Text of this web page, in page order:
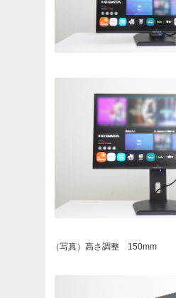
（写真）高さ調整 150mm